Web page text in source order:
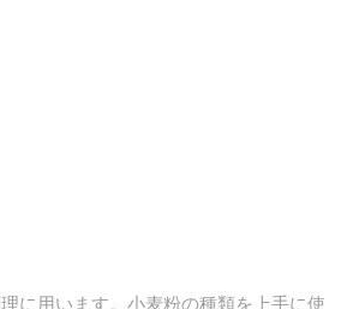
に用います。小麦粉の種類を上手に使